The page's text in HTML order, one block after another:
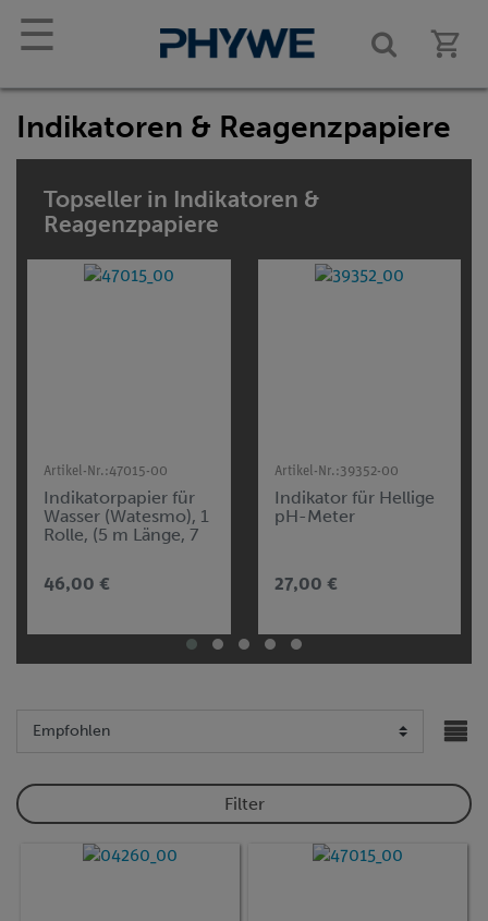
☰
Indikatoren & Reagenzpapiere
Topseller in Indikatoren &
Reagenzpapiere
Artikel-Nr.:47015-00
Indikatorpapier für
Wasser (Watesmo), 1
Rolle, (5 m Länge, 7
46,00 €
Artikel-Nr.:39352-00
Indikator für Hellige
pH-Meter
27,00 €
Filter